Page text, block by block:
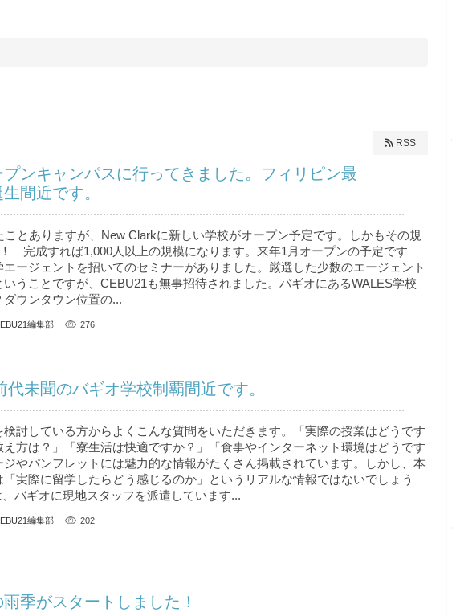
RSS
ンキャンパスに行ってきました。フィリピン最
間近です。
ことありますが、New Clarkに新しい学校がオープン予定です。しかもその規
完成すれば1,000人以上の規模になります。来年1月オープンの予定です
ージェントを招いてのセミナーがありました。厳選した少数のエージェント
うことですが、CEBU21も無事招待されました。バギオにあるWALES学校
ダウンタウン位置の...
編集部 276
代未聞のバギオ学校制覇間近です。
検討している方からよくこんな質問をいただきます。「実際の授業はどうです
方は？」「寮生活は快適ですか？」「食事やインターネット環境はどうです
やパンフレットには魅力的な情報がたくさん掲載されています。しかし、本
実際に留学したらどう感じるのか」というリアルな情報ではないでしょう
バギオに現地スタッフを派遣しています...
編集部 202
季がスタートしました！